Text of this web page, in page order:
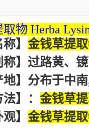
物 Herba
】 金钱草提
称】过路黄、
地】分布于中
】： 金钱草
】 金钱草提